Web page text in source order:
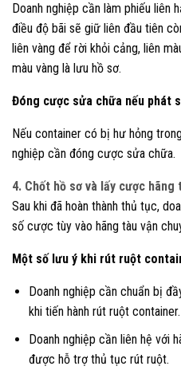
Doanh nghiệp cần làm phiếu liên
điều độ bãi sẽ giữ liên đầu tiên
liên vàng để rời khỏi cảng, liên
màu vàng là lưu hồ sơ.
Đóng cược sửa chữa nếu phát
Nếu container có bị hư hỏng
nghiệp cần đóng cược sửa chữa.
4. Chốt hồ sơ và lấy cược hãng
Sau khi đã hoàn thành thủ tục,
số cược tùy vào hãng tàu vận
Một số lưu ý khi rút ruột
Doanh nghiệp cần chuẩn bị
khi tiến hành rút ruột container.
Doanh nghiệp cần liên hệ với
được hỗ trợ thủ tục rút ruột.